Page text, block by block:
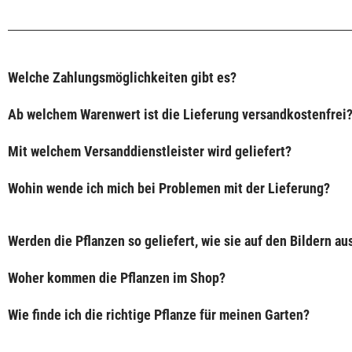
Welche Zahlungsmöglichkeiten gibt es?
Ab welchem Warenwert ist die Lieferung versandkostenfrei?
Mit welchem Versanddienstleister wird geliefert?
Wohin wende ich mich bei Problemen mit der Lieferung?
Werden die Pflanzen so geliefert, wie sie auf den Bildern
Woher kommen die Pflanzen im Shop?
Wie finde ich die richtige Pflanze für meinen Garten?